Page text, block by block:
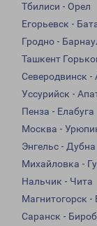
Тбилиси - Орел
Егорьевск -
Гродно -
Ташкент
Северодвинск -
Уссурийск -
Пенза - Елабуга
Москва -
Энгельс - Дубна
Михайловка -
Нальчик - Чита
Магнитогорск -
Саранск -